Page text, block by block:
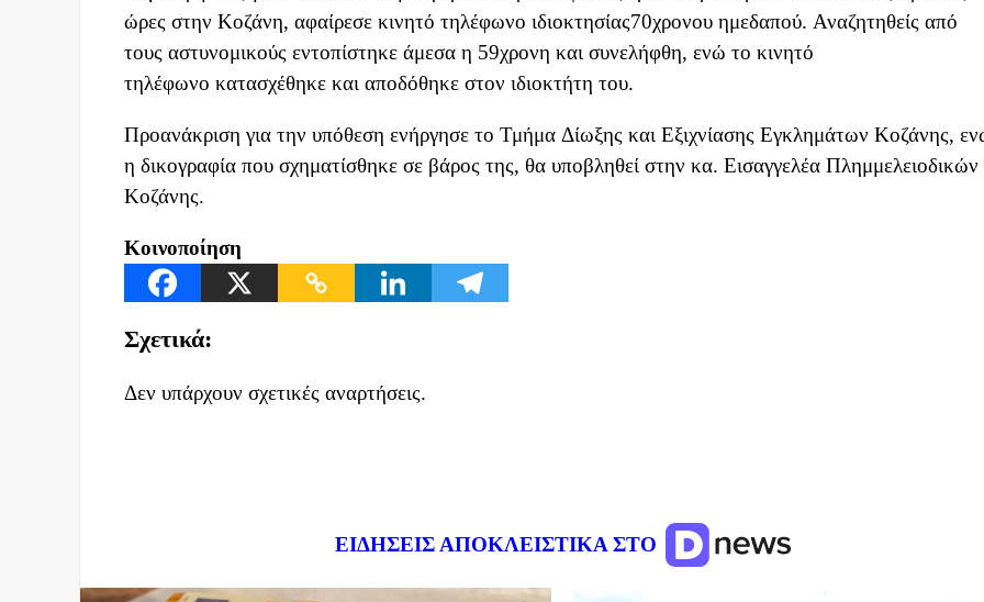
ώρες στην Κοζάνη, αφαίρεσε κινητό τηλέφωνο ιδιοκτησίας70χρονου ημεδαπού. Αναζητηθείς από
τους αστυνομικούς εντοπίστηκε άμεσα η 59χρονη και συνελήφθη, ενώ το κινητό
τηλέφωνο κατασχέθηκε και αποδόθηκε στον ιδιοκτήτη του.
Προανάκριση για την υπόθεση ενήργησε το Τμήμα Δίωξης και Εξιχνίασης Εγκλημάτων Κοζάνης,
η δικογραφία που σχηματίσθηκε σε βάρος της, θα υποβληθεί στην κα. Εισαγγελέα Πλημμελειοδικών
Κοζάνης.
Κοινοποίηση
Σχετικά:
Δεν υπάρχουν σχετικές αναρτήσεις.
ΕΙΔΗΣΕΙΣ ΑΠΟΚΛΕΙΣΤΙΚΑ ΣΤΟ